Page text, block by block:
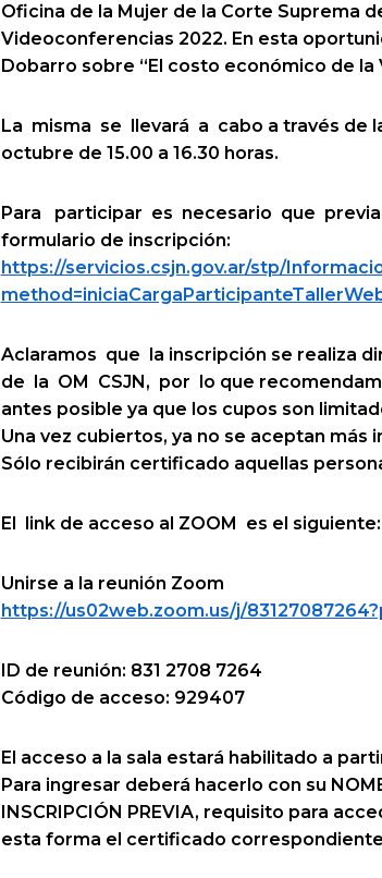
Oficina de la Mujer de la Corte Suprema
Videoconferencias 2022. En esta
Dobarro sobre “El costo económico de la
La misma se llevará a cabo a través de
octubre de 15.00 a 16.30 horas.
Para participar es necesario que
formulario de inscripción:
https://servicios.csjn.gov.ar/stp/
Aclaramos que la inscripción se realiza
de la OM CSJN, por lo que
antes posible ya que los cupos son
Una vez cubiertos, ya no se aceptan más
Sólo recibirán certificado aquellas
El link de acceso al ZOOM es el siguiente:
Unirse a la reunión Zoom
https://us02web.zoom.us/j/
ID de reunión: 831 2708 7264
Código de acceso: 929407
El acceso a la sala estará habilitado a
Para ingresar deberá hacerlo con su
INSCRIPCIÓN PREVIA, requisito para
esta forma el certificado